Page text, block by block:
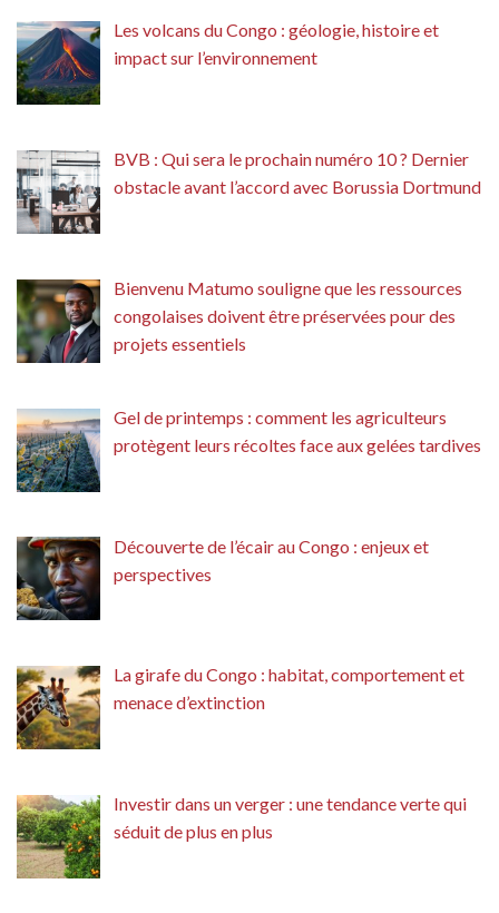
Les volcans du Congo : géologie, histoire et
impact sur l’environnement
BVB : Qui sera le prochain numéro 10 ? Dernier
obstacle avant l’accord avec Borussia Dortmund
Bienvenu Matumo souligne que les ressources
congolaises doivent être préservées pour des
projets essentiels
Gel de printemps : comment les agriculteurs
protègent leurs récoltes face aux gelées tardives
Découverte de l’écair au Congo : enjeux et
perspectives
La girafe du Congo : habitat, comportement et
menace d’extinction
Investir dans un verger : une tendance verte qui
séduit de plus en plus